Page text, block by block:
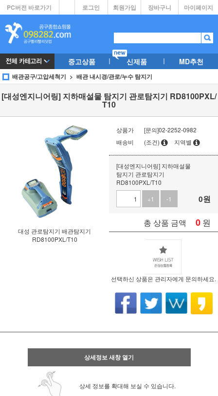
PC버전 바로가기 마이페이지
장바구니
회원가입
로그인
중고상품 신제품 MD추천
배관공구/고압세척기 배관 내시경/관로/누수 탐지기
[대성엔지니어링] 지하매설물 탐지기 관로탐지기 RD8100PXL/
T10
대성 관로탐지기 배관탐지기
RD8100PXL/T10
상품가
[문의]02-2252-0982
배송비
(조건) 지역별
[대성엔지니어링] 지하매설물
탐지기 관로탐지기
RD8100PXL/T10
+1
-1 0원
총 상품 금액 0 원
선택하신 상품은 관리자에게 문의하세요.
상세정보 새창 열기
상세 정보를 확대해 보실 수 있습니다.